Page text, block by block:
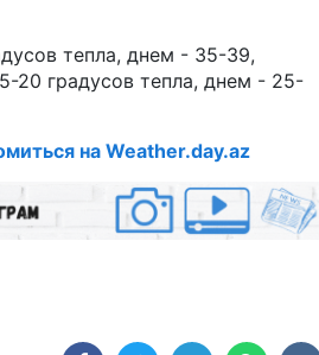
тепла, днем - 35-39,
20 градусов тепла, днем - 25-
на Weather.day.az